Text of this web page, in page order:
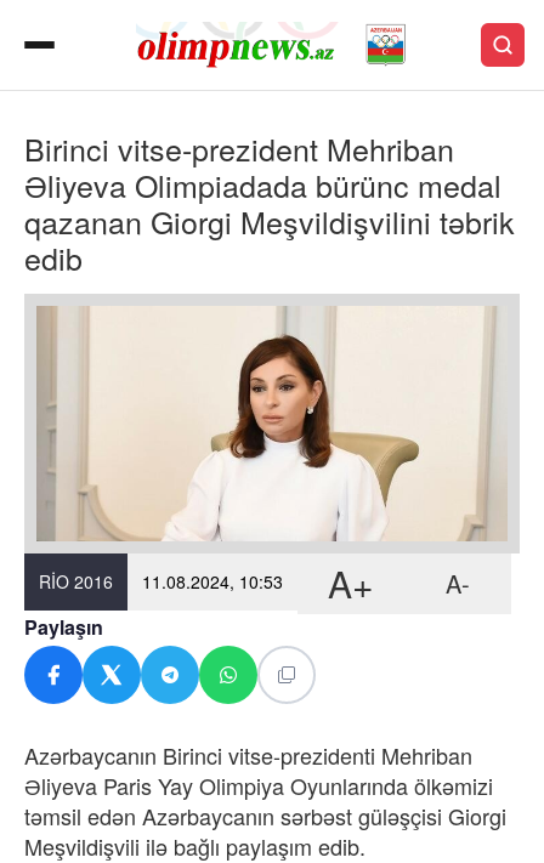
Birinci vitse-prezident Mehriban
Əliyeva Olimpiadada bürünc medal
qazanan Giorgi Meşvildişvilini təbrik
edib
RIO 2016 11.08.2024, 10:53 A+ A-
Paylaşın
Azərbaycanın Birinci vitse-prezidenti Mehriban
Əliyeva Paris Yay Olimpiya Oyunlarında ölkəmizi
təmsil edən Azərbaycanın sərbəst güləşçisi Giorgi
Meşvildişvili ilə bağlı paylaşım edib.